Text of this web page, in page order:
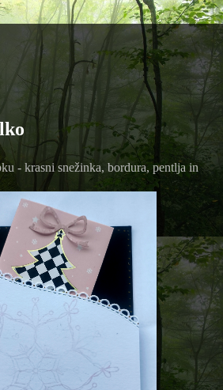
- krasni snežinka, bordura, pentlja in